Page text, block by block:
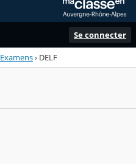
Se connecter
Examens› DELF